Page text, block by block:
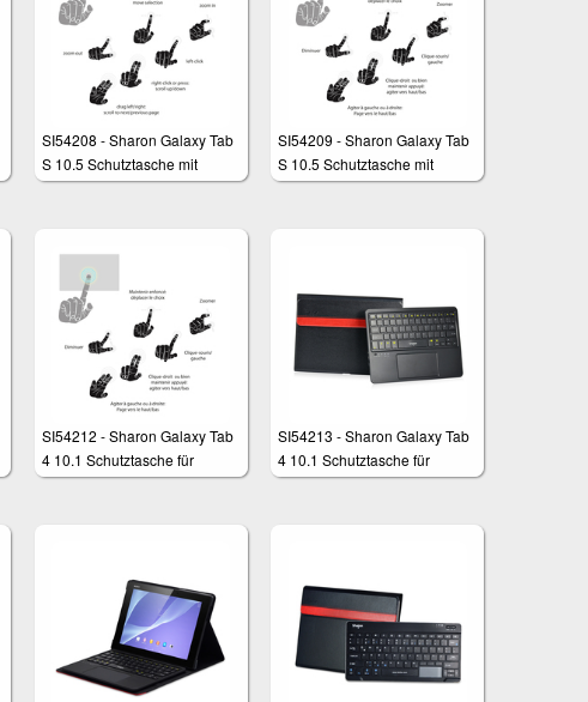
SI54208 - Sharon Galaxy Tab
S 10.5 Schutztasche mit
herausnehmbarer Tastatur
SI54209 - Sharon Galaxy Tab
S 10.5 Schutztasche mit
herausnehmbarer Tastatur
SI54212 - Sharon Galaxy Tab
4 10.1 Schutztasche für
Samsung
SI54213 - Sharon Galaxy Tab
4 10.1 Schutztasche für
Samsung